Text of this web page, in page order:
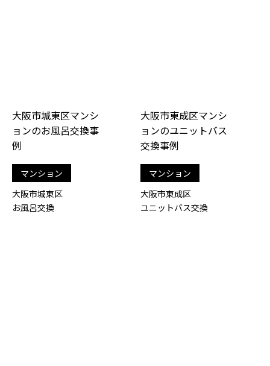
大阪市城東区マンシ
ョンのお風呂交換事
例
マンション
大阪市城東区
お風呂交換
大阪市東成区マンシ
ョンのユニットバス
交換事例
マンション
大阪市東成区
ユニットバス交換